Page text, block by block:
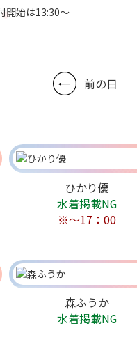
開始は13:30～
前の日
ひかり優
水着掲載NG
※～17：00
森ふうか
水着掲載NG